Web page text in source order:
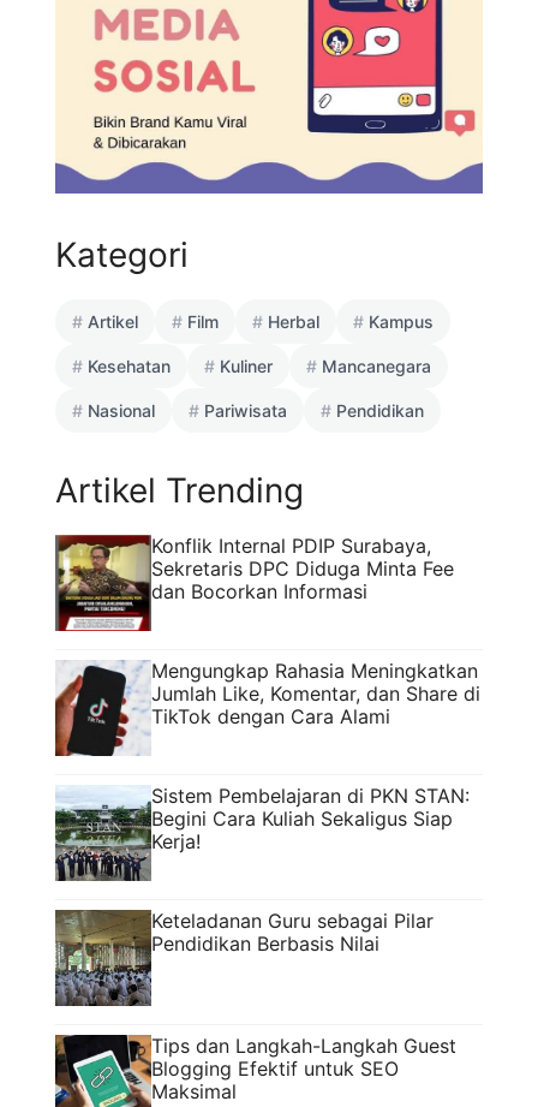
Kategori
Artikel Film Herbal Kampus
Kesehatan Kuliner Mancanegara
Nasional Pariwisata Pendidikan
Artikel Trending
Konflik Internal PDIP Surabaya,
Sekretaris DPC Diduga Minta Fee
dan Bocorkan Informasi
Mengungkap Rahasia Meningkatkan
Jumlah Like, Komentar, dan Share di
TikTok dengan Cara Alami
Sistem Pembelajaran di PKN STAN:
Begini Cara Kuliah Sekaligus Siap
Kerja!
Keteladanan Guru sebagai Pilar
Pendidikan Berbasis Nilai
Tips dan Langkah-Langkah Guest
Blogging Efektif untuk SEO
Maksimal